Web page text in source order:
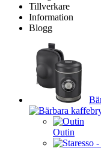
Tillverkare
Information
Blogg
Outin